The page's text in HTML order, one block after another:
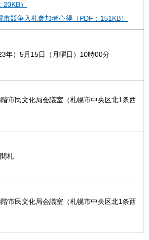
20KB）
市競争入札参加者心得（PDF：151KB）
年）5月15日（月曜日）10時00分
市民文化局会議室（札幌市中央区北1条西
札
市民文化局会議室（札幌市中央区北1条西